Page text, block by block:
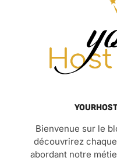
Bienvenue sur le
découvrirez
abordant notre